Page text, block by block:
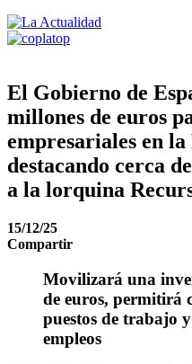
El Gobierno de
millones de euros
empresariales en
destacando cerca
a la lorquina
15/12/25
Compartir
Movilizará una
de euros, permitirá
puestos de trabajo
empleos